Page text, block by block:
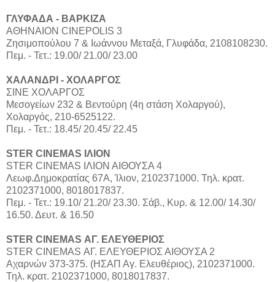
ΓΛΥΦΑΔΑ - ΒΑΡΚΙΖΑ
ΑΘΗΝΑΙΟΝ CINEPOLIS 3
Ζησιμοπούλου 7 & Ιωάννου Μεταξά, Γλυφάδα, 2108108230.
Πεμ. - Τετ.: 19.00/ 21.00/ 23.00
ΧΑΛΑΝΔΡΙ - ΧΟΛΑΡΓΟΣ
ΣΙΝΕ ΧΟΛΑΡΓΟΣ
Μεσογείων 232 & Βεντούρη (4η στάση Χολαργού),
Χολαργός, 210-6525122.
Πεμ. - Τετ.: 18.45/ 20.45/ 22.45
STER CINEMAS ΙΛΙΟΝ
STER CINEMAS ΙΛΙΟΝ ΑΙΘΟΥΣΑ 4
Λεωφ.Δημοκρατίας 67Α, Ίλιον, 2102371000. Τηλ. κρατ.
2102371000, 8018017837.
Πεμ. - Τετ.: 19.10/ 21.20/ 23.30. Σάβ., Κυρ. & 12.00/ 14.30/
16.50. Δευτ. & 16.50
STER CINEMAS ΑΓ. ΕΛΕΥΘΕΡΙΟΣ
STER CINEMAS ΑΓ. ΕΛΕΥΘΕΡΙΟΣ ΑΙΘΟΥΣΑ 2
Αχαρνών 373-375. (ΗΣΑΠ Αγ. Ελευθέριος), 2102371000.
Τηλ. κρατ. 2102371000, 8018017837.